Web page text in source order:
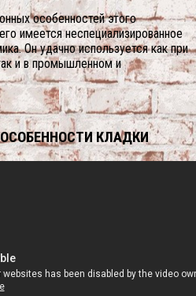
особенностей этого
имеется неспециализированное
Он удачно используется как при
и в промышленном и
КЛАДКИ